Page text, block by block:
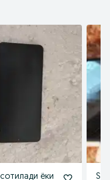
ёки